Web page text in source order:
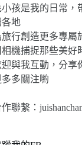
小孩是我的日常，
各地
行創造更多專屬
相機捕捉那些美好
迎與我互動，分享
多多關注喲
作聯繫：